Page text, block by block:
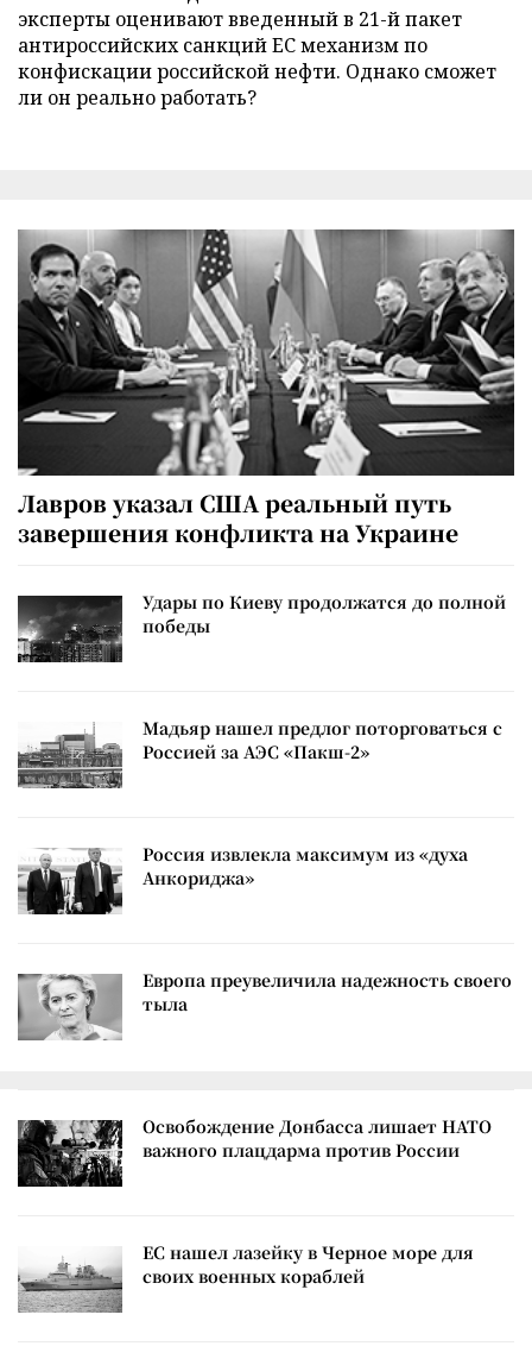
эксперты оценивают введенный в 21-й пакет
антироссийских санкций ЕС механизм по
конфискации российской нефти. Однако сможет
ли он реально работать?
Лавров указал США реальный путь
завершения конфликта на Украине
Удары по Киеву продолжатся до полной
победы
Мадьяр нашел предлог поторговаться с
Россией за АЭС «Пакш-2»
Россия извлекла максимум из «духа
Анкориджа»
Европа преувеличила надежность своего
тыла
Освобождение Донбасса лишает НАТО
важного плацдарма против России
ЕС нашел лазейку в Черное море для
своих военных кораблей